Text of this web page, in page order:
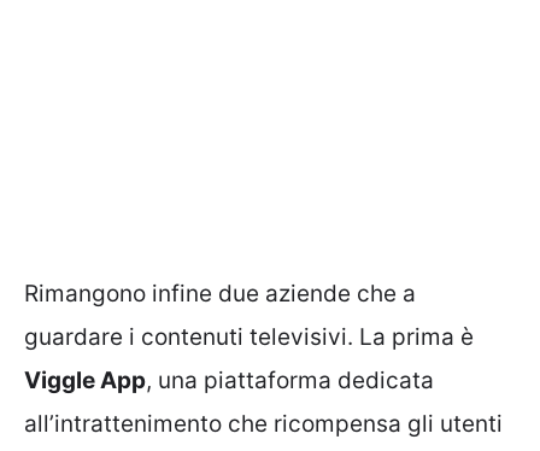
Rimangono infine due aziende che a
guardare i contenuti televisivi. La prima è
Viggle App, una piattaforma dedicata
all’intrattenimento che ricompensa gli utenti